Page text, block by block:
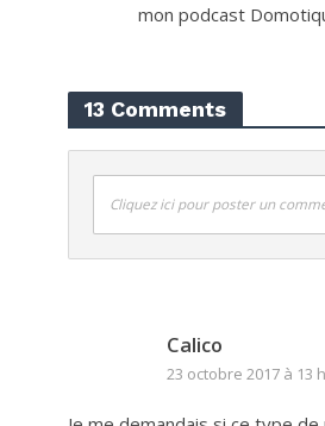
mon podcast
13 Comments
Cliquez ici pour poster un
Calico
23 octobre 2017 à 13